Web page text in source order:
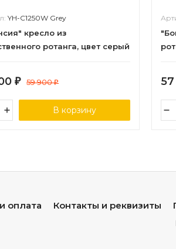
YH-C1250W Grey
кресло из
ротанга, цвет серый
₽ 59 900₽
В корзину
57
оплата Контакты и реквизиты